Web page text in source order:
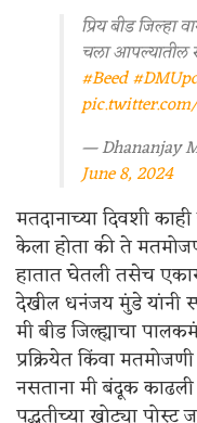
प्रिय बीड जिल्हा
चला आपल्यातील
#Beed
— Dhananjay
June 8, 2024
मतदानाच्या दिवशी
केला होता की ते
हातात घेतली तसेच
देखील धनंजय मुंडे यांनी
मी बीड जिल्ह्याचा
प्रक्रियेत किंवा
नसताना मी बंदूक